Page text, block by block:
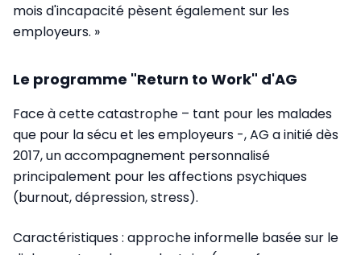
mois d'incapacité pèsent également sur les
employeurs. »
Le programme "Return to Work" d'AG
Face à cette catastrophe – tant pour les malades
que pour la sécu et les employeurs -, AG a initié dès
2017, un accompagnement personnalisé
principalement pour les affections psychiques
(burnout, dépression, stress).
Caractéristiques : approche informelle basée sur le